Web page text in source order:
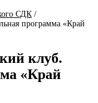
СДК /
программа «Край
клуб.
«Край